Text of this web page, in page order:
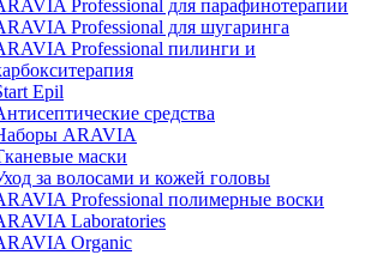
Professional для парафинотерапии
Professional для шугаринга
Professional пилинги и
Epil
средства
ARAVIA
маски
за волосами и кожей головы
Professional полимерные воски
Laboratories
Organic